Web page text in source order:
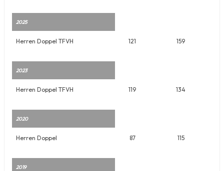
2025
Herren Doppel TFVH 121 159
2023
Herren Doppel TFVH 119 134
2020
Herren Doppel 87 115
2019